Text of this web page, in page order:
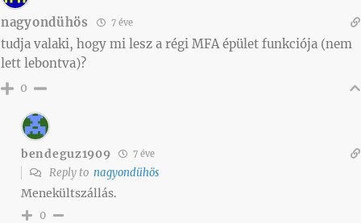
nagyondühös 7 éve
tudja valaki, hogy mi lesz a régi MFA épület funkciója (nem
lett lebontva)?
0
bendeguz1909 7 éve
Reply to nagyondühös
Menekültszállás.
0